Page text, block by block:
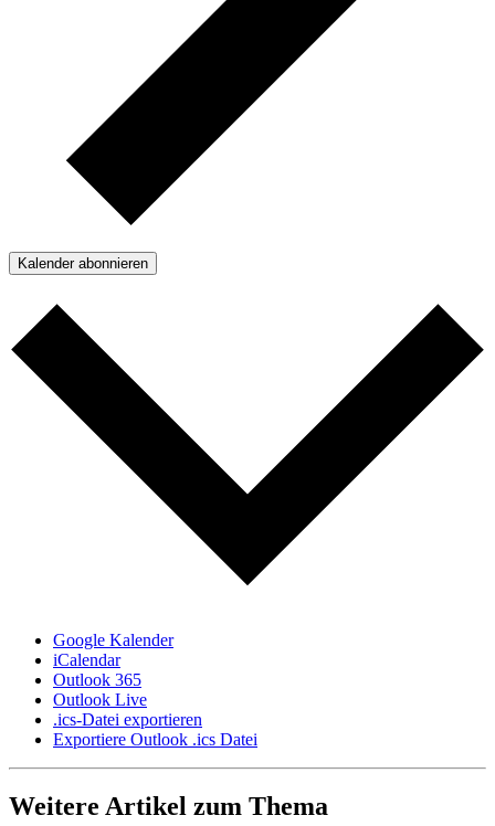
Kalender abonnieren
Google Kalender
iCalendar
Outlook 365
Outlook Live
.ics-Datei exportieren
Exportiere Outlook .ics Datei
Weitere Artikel zum Thema